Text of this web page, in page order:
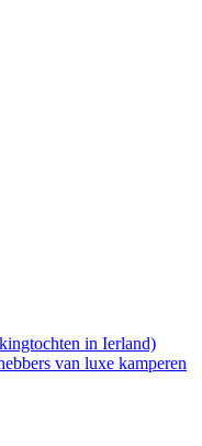
in Ierland)
van luxe kamperen